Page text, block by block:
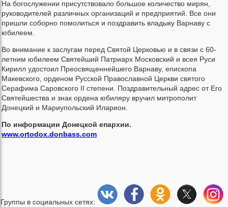
На богослужении присутствовало большое количество мирян,
руководителей различных организаций и предприятий. Все они
пришли соборно помолиться и поздравить владыку Варнаву с
юбилеем.
Во внимание к заслугам перед Святой Церковью и в связи с 60-
летним юбилеем Святейший Патриарх Московский и всея Руси
Кирилл удостоил Преосвященнейшего Варнаву, епископа
Макевского, орденом Русской Православной Церкви святого
Серафима Саровского ІІ степени. Поздравительный адрес от Его
Святейшества и знак ордена юбиляру вручил митрополит
Донецкий и Мариупольский Иларион.
По информации Донецкой епархии.
www.ortodox.donbass.com
Группы в социальных сетях: